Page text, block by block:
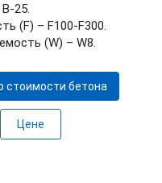
25.
(F) – F100-F300.
(W) – W8.
стоимости бетона
Цене